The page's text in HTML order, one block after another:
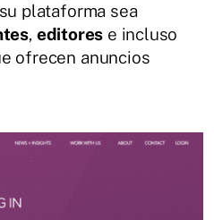
plataforma sea
, editores e incluso
ofrecen anuncios